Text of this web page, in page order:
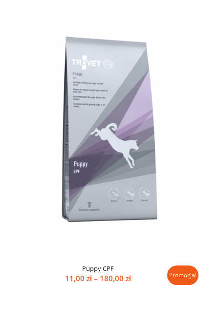
Puppy CPF
11,00 zł – 180,00 złZakres
Promocja!